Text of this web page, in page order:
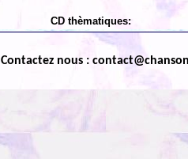
CD thèmatiques:
Contactez nous :